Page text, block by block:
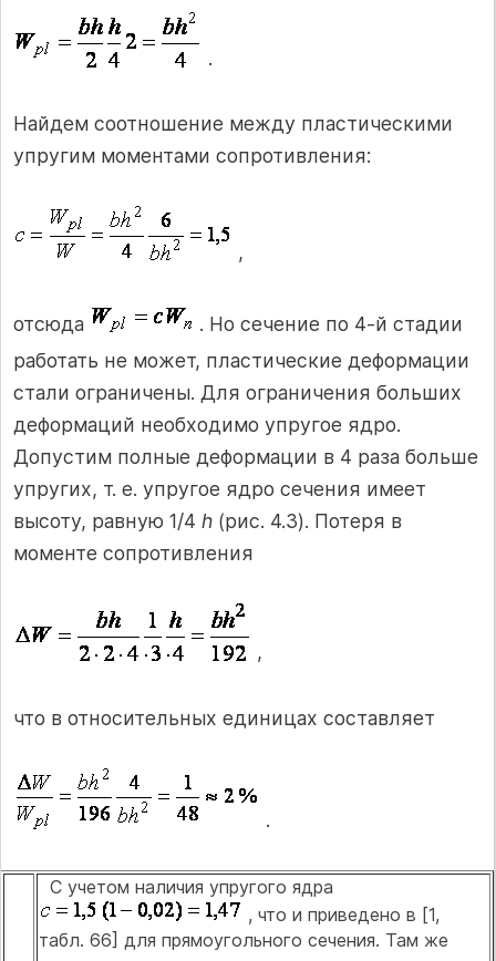
.
Найдем соотношение между пластическими
упругим моментами сопротивления:
,
отсюда
. Но сечение по 4-й стадии
работать не может, пластические деформации
стали ограничены. Для ограничения больших
деформаций необходимо упругое ядро.
Допустим полные деформации в 4 раза больше
упругих, т. е. упругое ядро сечения имеет
высоту, равную 1/4 h (рис. 4.3). Потеря в
моменте сопротивления
,
что в относительных единицах составляет
.
С учетом наличия упругого ядра
, что и приведено в [1,
табл. 66] для прямоугольного сечения. Там же